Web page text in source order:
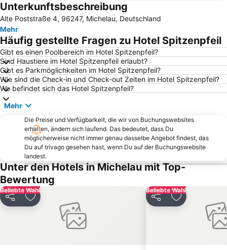
Forellenhof
Waischenfeld
Bamberger Dom
Burg Rabenstein
Bamberger Konzert- und Kongresshalle
Maximiliansplatz
Annafest
Weihenstephan
Kellerberg
Teufelshöhle
Altes Rathaus Bamberg
Walberla
Coburger Weihnachtsmarkt
Wagner Festival
Modellbahnmuseum Muggendorf
Binghöhle Streitberg
Fränkische Schweiz Museum
Coburg an 1em Tag
Plassenburg
Sommerrodelbahn Waffenrod
Hofgarten Eremitage
Staffelberg
Veste Coburg
Burg Pottenstein
Ehrenburg Palace
Wildpark Schloss Tambach
Staatsgalerie in der Neuen Residenz
Obere Pfarre Unsere Liebe Frau Bamberg
Unterkunftsbeschreibung
Alte Poststraße 4, 96247, Michelau, Deutschland
Mehr
Häufig gestellte Fragen zu Hotel Spitzenpfeil
Gibt es einen Poolbereich im Hotel Spitzenpfeil?
Sind Haustiere im Hotel Spitzenpfeil erlaubt?
Gibt es Parkmöglichkeiten im Hotel Spitzenpfeil?
Wie sind die Check-in und Check-out Zeiten im Hotel Spitzenpfeil?
Wo befindet sich das Hotel Spitzenpfeil?
Mehr
Die Preise und Verfügbarkeit, die wir von Buchungswebsites
erhalten, ändern sich laufend. Das bedeutet, dass Du
möglicherweise nicht immer genau dasselbe Angebot findest, das
Du auf trivago gesehen hast, wenn Du auf der Buchungswebsite
landest.
Unter den Hotels in Michelau mit Top-
Bewertung
Beliebte Wahl
Teilen Zu Favoriten hinzufügen
Beliebte Wahl
Teilen Zu Favoriten